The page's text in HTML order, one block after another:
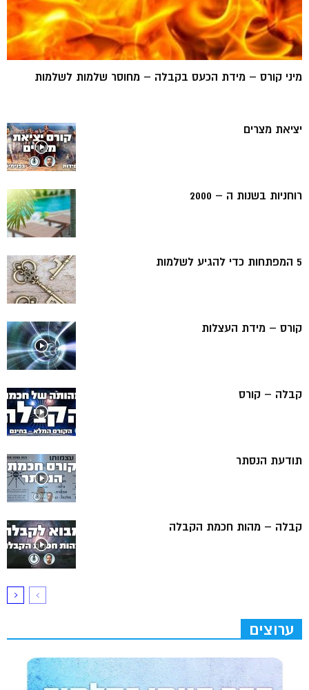
מיני קורס – מידת הכעס בקבלה – מחוסר שלמות לשלמות
יציאת מצרים
רוחניות בשנות ה – 2000
5 המפתחות כדי להגיע לשלמות
קורס – מידת העצלות
קבלה – קורס
תודעת הנסתר
קבלה – מהות חכמת הקבלה
ערוצים